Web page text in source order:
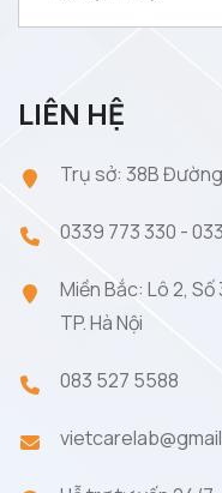
LIÊN HỆ
Trụ sở: 38B Đường
0339 773 330 -
Miền Bắc: Lô 2, Số
TP. Hà Nội
083 527 5588